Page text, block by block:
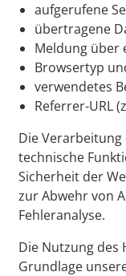
aufgerufene
übertragene
Meldung über
Browsertyp
verwendetes
Referrer-URL
Die
technische
Sicherheit der
zur Abwehr von
Fehleranalyse.
Die Nutzung des
Grundlage